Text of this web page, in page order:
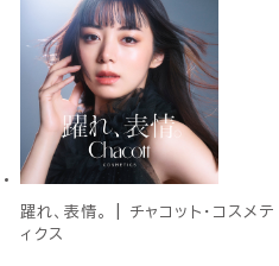
躍れ、表情。 | チャコット・コスメテ
ィクス